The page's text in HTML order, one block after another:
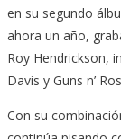
en su segundo
ahora un año,
Roy Hendrickson,
Davis y Guns n’
Con su